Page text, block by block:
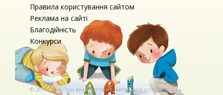
Правила користування сайтом
Реклама на сайті
Благодійність
Конкурси
© 2010-2026 При використаннi матерiалiв з порталу